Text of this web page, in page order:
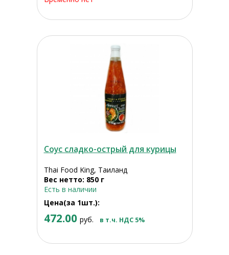
Соус сладко-острый для курицы
Thai Food King, Таиланд
Вес нетто: 850 г
Есть в наличии
Цена(за 1шт.):
472.00 руб. в т.ч. НДС 5%